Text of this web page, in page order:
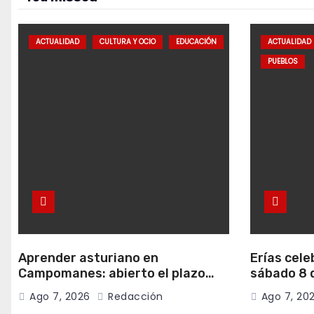
ACTUALIDAD CULTURA Y OCIO EDUCACIÓN
Aprender asturiano en
Campomanes: abierto el plazo
para inscribirse en el programa
Falamos
Ago 7, 2026 Redacción
ACTUALIDAD
PUEBLOS
Erías
sábado 8
música y
Ago 7,